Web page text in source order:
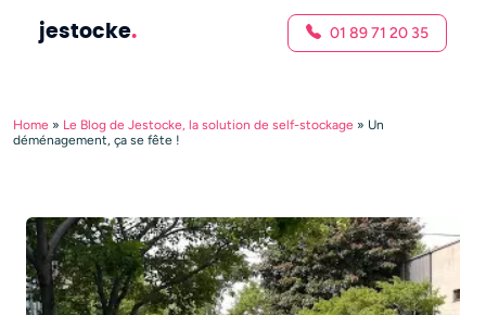
jestocke. 01 89 71 20 35
Home » Le Blog de Jestocke, la solution de self-stockage » Un
déménagement, ça se fête !